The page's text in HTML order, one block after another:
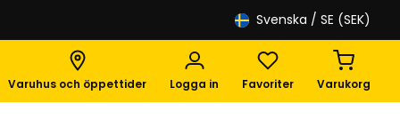
Svenska / SE (SEK)
Varuhus och öppettider Logga in Favoriter Varukorg